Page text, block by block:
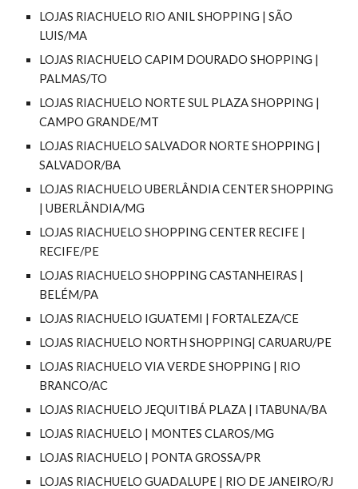
LOJAS RIACHUELO RIO ANIL SHOPPING | SÃO
LUIS/MA
LOJAS RIACHUELO CAPIM DOURADO SHOPPING |
PALMAS/TO
LOJAS RIACHUELO NORTE SUL PLAZA SHOPPING |
CAMPO GRANDE/MT
LOJAS RIACHUELO SALVADOR NORTE SHOPPING |
SALVADOR/BA
LOJAS RIACHUELO UBERLÂNDIA CENTER SHOPPING
| UBERLÂNDIA/MG
LOJAS RIACHUELO SHOPPING CENTER RECIFE |
RECIFE/PE
LOJAS RIACHUELO SHOPPING CASTANHEIRAS |
BELÉM/PA
LOJAS RIACHUELO IGUATEMI | FORTALEZA/CE
LOJAS RIACHUELO NORTH SHOPPING| CARUARU/PE
LOJAS RIACHUELO VIA VERDE SHOPPING | RIO
BRANCO/AC
LOJAS RIACHUELO JEQUITIBÁ PLAZA | ITABUNA/BA
LOJAS RIACHUELO | MONTES CLAROS/MG
LOJAS RIACHUELO | PONTA GROSSA/PR
LOJAS RIACHUELO GUADALUPE | RIO DE JANEIRO/RJ